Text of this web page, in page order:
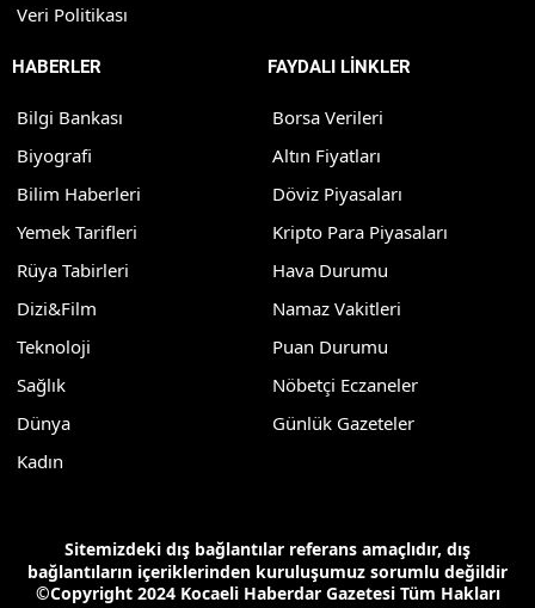
Veri Politikası
HABERLER
Bilgi Bankası
Biyografi
Bilim Haberleri
Yemek Tarifleri
Rüya Tabirleri
Dizi&Film
Teknoloji
Sağlık
Dünya
Kadın
FAYDALI LİNKLER
Borsa Verileri
Altın Fiyatları
Döviz Piyasaları
Kripto Para Piyasaları
Hava Durumu
Namaz Vakitleri
Puan Durumu
Nöbetçi Eczaneler
Günlük Gazeteler
Sitemizdeki dış bağlantılar referans amaçlıdır, dış
bağlantıların içeriklerinden kuruluşumuz sorumlu değildir
©Copyright 2024 Kocaeli Haberdar Gazetesi Tüm Hakları